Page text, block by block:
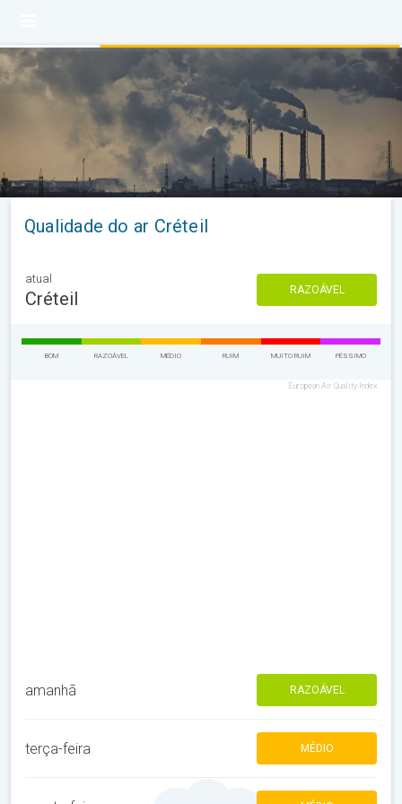
Qualidade do ar Créteil
atual
Créteil RAZOÁVEL
BOM RAZOÁVEL MÉDIO RUIM MUITO RUIM PÉSSIMO
European Air Quality Index
amanhã RAZOÁVEL
terça-feira MÉDIO